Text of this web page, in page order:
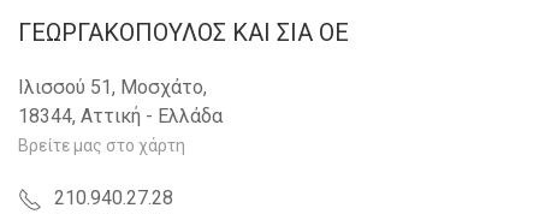
ΓΕΩΡΓΑΚΟΠΟΥΛΟΣ KAI ΣΙΑ OE
Ιλισσού 51, Μοσχάτο,
18344, Αττική - Ελλάδα
Βρείτε μας στο χάρτη
210.940.27.28